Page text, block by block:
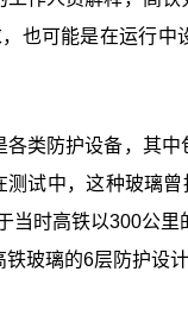
也可能是在运行
类防护设备，其
试中，这种玻璃
当时高铁以300公
玻璃的6层防护设